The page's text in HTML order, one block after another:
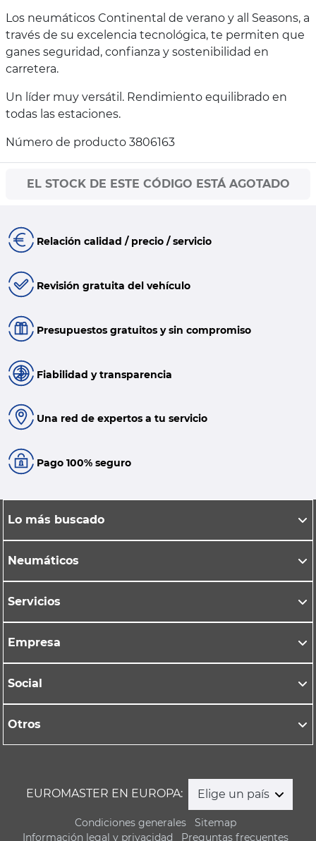
Los neumáticos Continental de verano y all Seasons, a
través de su excelencia tecnológica, te permiten que
ganes seguridad, confianza y sostenibilidad en
carretera.
Un líder muy versátil. Rendimiento equilibrado en
todas las estaciones.
Número de producto 3806163
EL STOCK DE ESTE CÓDIGO ESTÁ AGOTADO
Relación calidad / precio / servicio
Revisión gratuita del vehículo
Presupuestos gratuitos y sin compromiso
Fiabilidad y transparencia
Una red de expertos a tu servicio
Pago 100% seguro
Lo más buscado
Neumáticos
Servicios
Empresa
Social
Otros
EUROMASTER EN EUROPA: Elige un país
Condiciones generales
Sitemap
Información legal y privacidad
Preguntas frecuentes